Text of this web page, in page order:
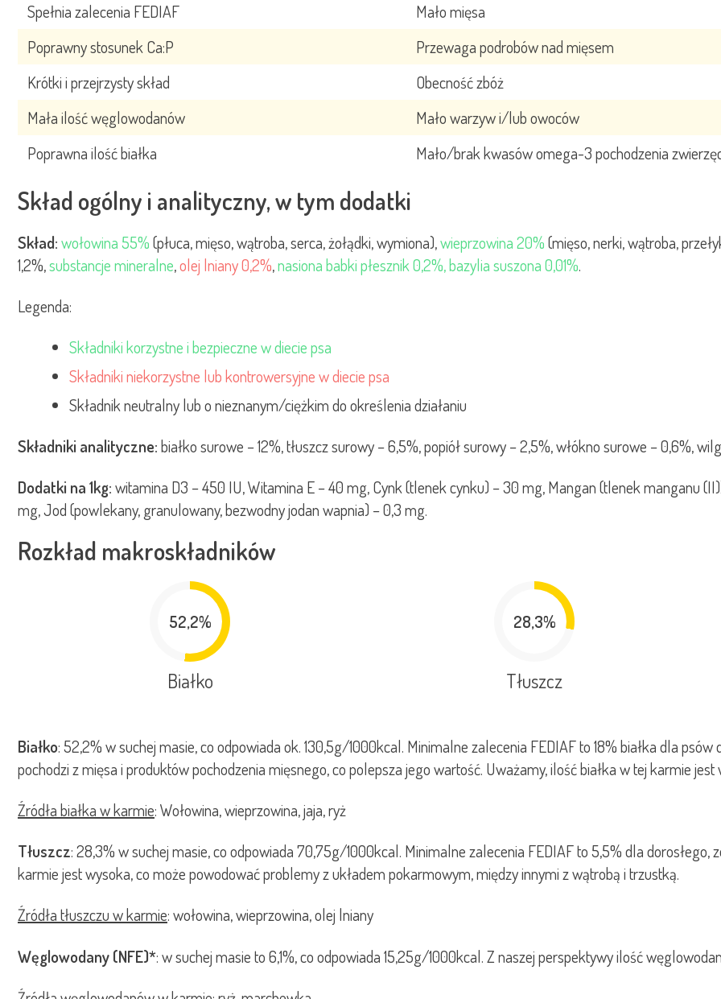
Spełnia zalecenia FEDIAF
Mało mięsa
Poprawny stosunek Ca:P
Przewaga podrobów nad mięsem
Krótki i przejrzysty skład
Obecność zbóż
Mała ilość węglowodanów
Mało warzyw i/lub owoców
Poprawna ilość białka
Mało/brak kwasów omega-3 pochodzenia
Skład ogólny i analityczny, w tym dodatki
Skład:wołowina 55%(płuca, mięso, wątroba, serca, żołądki, wymiona),wieprzowina 20%(mięso, nerki, wątroba,
1,2%,substancje mineralne,olej lniany 0,2%,nasiona babki płesznik 0,2%, bazylia suszona 0,01%.
Legenda:
Składniki korzystne i bezpieczne w diecie psa
Składniki niekorzystne lub kontrowersyjne w diecie psa
Składnik neutralny lub o nieznanym/ciężkim do określenia działaniu
Składniki analityczne:białko surowe – 12%, tłuszcz surowy – 6,5%, popiół surowy – 2,5%, włókno surowe – 0,6%,
Dodatki na 1kg:witamina D3 – 450 IU, Witamina E – 40 mg, Cynk (tlenek cynku) – 30 mg, Mangan (tlenek manganu
mg, Jod (powlekany, granulowany, bezwodny jodan wapnia) – 0,3 mg.
Rozkład makroskładników
52,2%
Białko
28,3%
Tłuszcz
Białko: 52,2% w suchej masie, co odpowiada ok. 130,5g/1000kcal. Minimalne zalecenia FEDIAF to 18% białka dla psów
pochodzi z mięsa i produktów pochodzenia mięsnego, co polepsza jego wartość. Uważamy, ilość białka w tej karmie jest
Źródła białka w karmie: Wołowina, wieprzowina, jaja, ryż
Tłuszcz: 28,3% w suchej masie, co odpowiada 70,75g/1000kcal. Minimalne zalecenia FEDIAF to 5,5% dla dorosłego,
karmie jest wysoka, co może powodować problemy z układem pokarmowym, między innymi z wątrobą i trzustką.
Źródła tłuszczu w karmie: wołowina, wieprzowina, olej lniany
Węglowodany (NFE)*: w suchej masie to 6,1%, co odpowiada 15,25g/1000kcal. Z naszej perspektywy ilość